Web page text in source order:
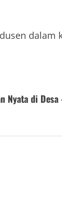
dalam
Nyata di